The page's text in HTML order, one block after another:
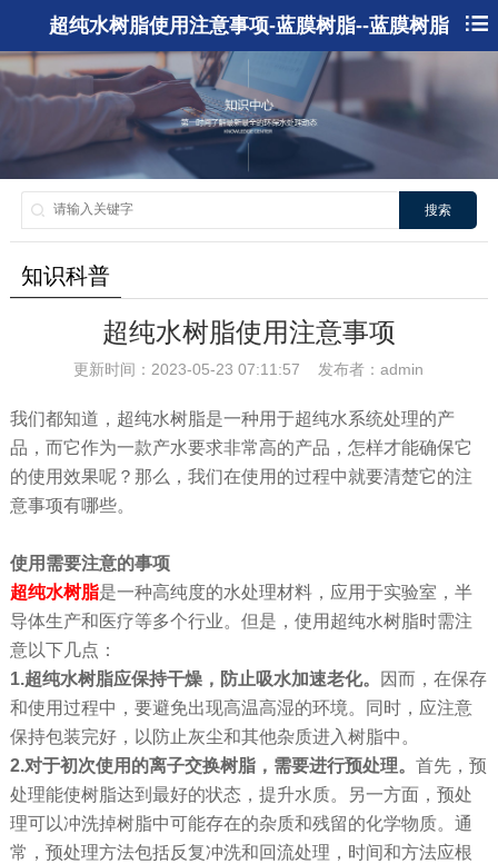
超纯水树脂使用注意事项-蓝膜树脂--蓝膜树脂
搜索
知识科普
超纯水树脂使用注意事项
更新时间：2023-05-23 07:11:57 发布者：admin
我们都知道，超纯水树脂是一种用于超纯水系统处理的产
品，而它作为一款产水要求非常高的产品，怎样才能确保它
的使用效果呢？那么，我们在使用的过程中就要清楚它的注
意事项有哪些。
使用需要注意的事项
超纯水树脂是一种高纯度的水处理材料，应用于实验室，半
导体生产和医疗等多个行业。但是，使用超纯水树脂时需注
意以下几点：
1.超纯水树脂应保持干燥，防止吸水加速老化。
因而，在保存
和使用过程中，要避免出现高温高湿的环境。同时，应注意
保持包装完好，以防止灰尘和其他杂质进入树脂中。
2.对于初次使用的离子交换树脂，需要进行预处理。 首先，预
处理能使树脂达到最好的状态，提升水质。另一方面，预处
理可以冲洗掉树脂中可能存在的杂质和残留的化学物质。通
常，预处理方法包括反复冲洗和回流处理，时间和方法应根